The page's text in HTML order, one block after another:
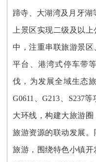
蹄寺、大湖湾及月牙湖
上景区实现二级及以
中，注重串联旅游景
平台、港湾式停车带
伐，为发展全域生态
G0611、G213、S237
大环线，构建大旅游
旅游资源的联动发展
旅游，围绕特色小镇